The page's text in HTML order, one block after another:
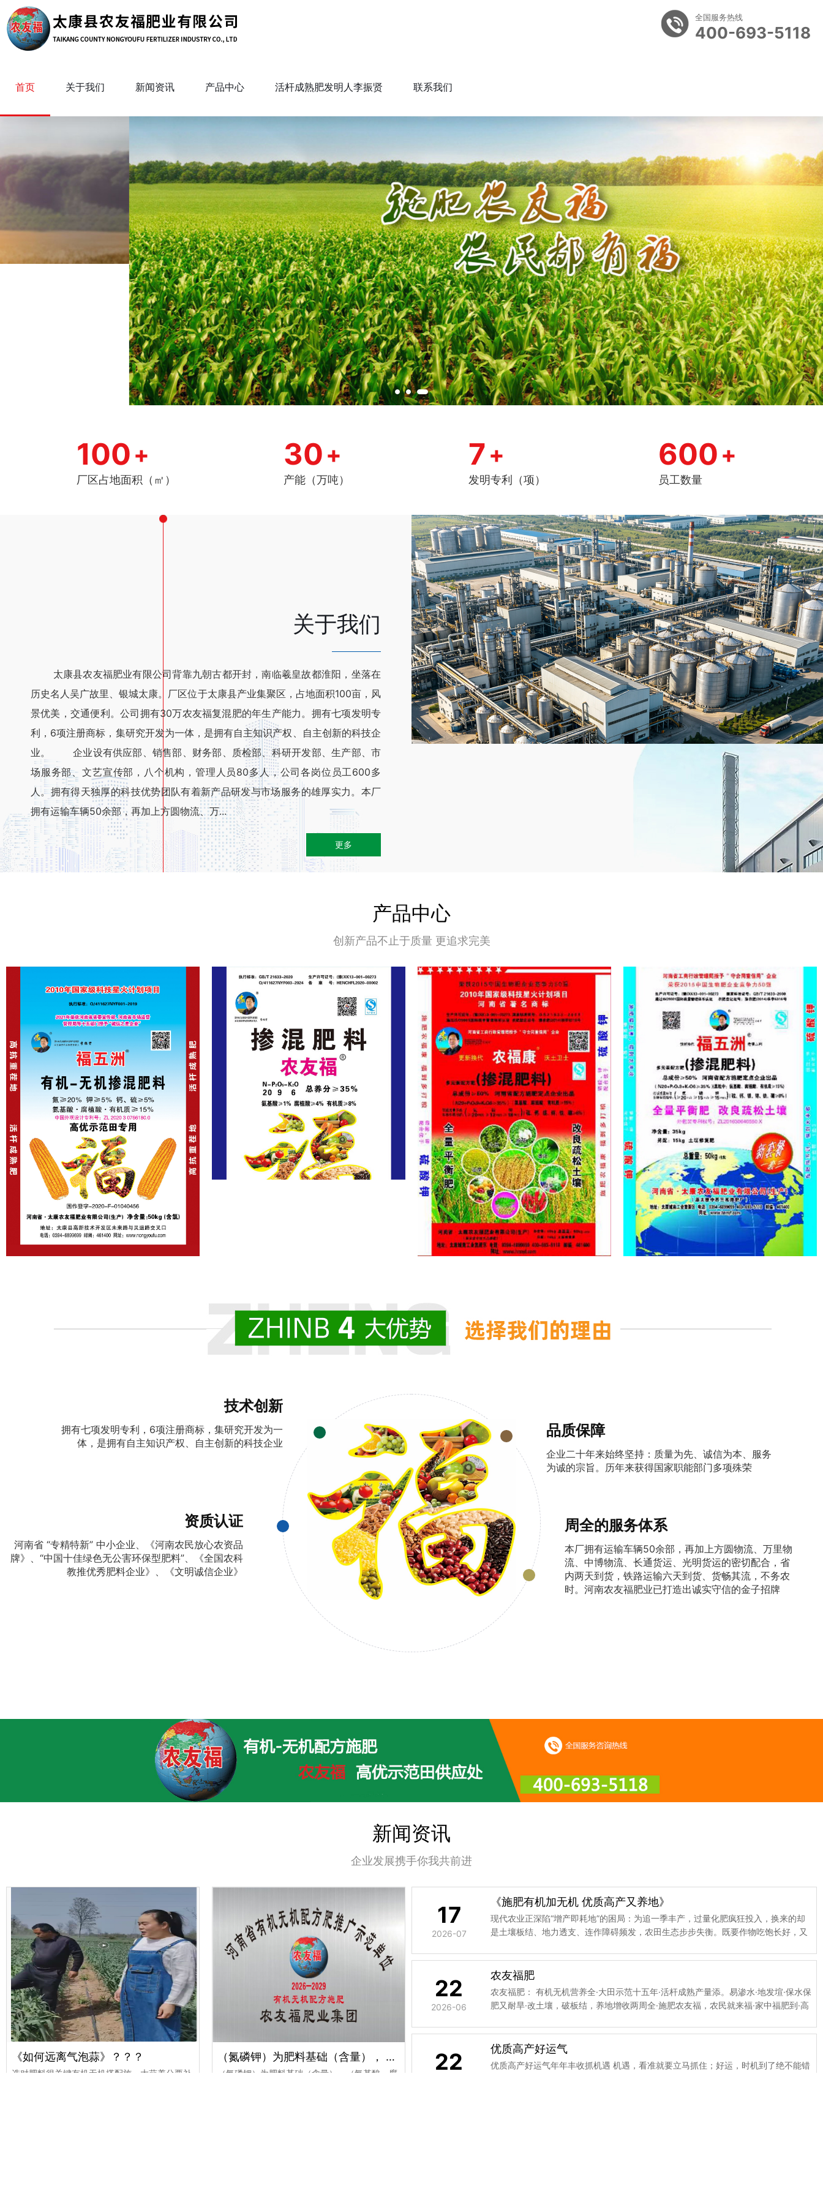
全国服务热线
400-693-5118
首页 关于我们 新闻资讯 产品中心 活杆成熟肥发明人李振贤 联系我们
100+
厂区占地面积（㎡）
30+
产能（万吨）
7+
发明专利（项）
600+
员工数量
关于我们
太康县农友福肥业有限公司背靠九朝古都开封，南临羲皇故都淮阳，坐落在
历史名人吴广故里、银城太康。厂区位于太康县产业集聚区，占地面积100亩，风
景优美，交通便利。公司拥有30万农友福复混肥的年生产能力。拥有七项发明专
利，6项注册商标，集研究开发为一体，是拥有自主知识产权、自主创新的科技企
业。 企业设有供应部、销售部、财务部、质检部、科研开发部、生产部、市
场服务部、文艺宣传部，八个机构，管理人员80多人，公司各岗位员工600多
人。拥有得天独厚的科技优势团队有着新产品研发与市场服务的雄厚实力。本厂
拥有运输车辆50余部，再加上方圆物流、万...
更多
产品中心
创新产品不止于质量 更追求完美
技术创新
拥有七项发明专利，6项注册商标，集研究开发为一
体，是拥有自主知识产权、自主创新的科技企业
品质保障
企业二十年来始终坚持：质量为先、诚信为本、服务
为诚的宗旨。历年来获得国家职能部门多项殊荣
资质认证
河南省 “专精特新” 中小企业、《河南农民放心农资品
牌》、“中国十佳绿色无公害环保型肥料”、《全国农科
教推优秀肥料企业》、《文明诚信企业》
周全的服务体系
本厂拥有运输车辆50余部，再加上方圆物流、万里物
流、中博物流、长通货运、光明货运的密切配合，省
内两天到货，铁路运输六天到货、货畅其流，不务农
时。河南农友福肥业已打造出诚实守信的金子招牌
新闻资讯
企业发展携手你我共前进
《如何远离气泡蒜》？？？
选对肥料很关键有机无机搭配施，大蒜养分要补
（氮磷钾）为肥料基础（含量）， （氨基酸、腐植酸、有机质．） 是种地养地的核心（成分）。
（氮磷钾）为肥料基础（含量），（氨基酸、腐
17
2026-07
《施肥有机加无机 优质高产又养地》
现代农业正深陷“增产即耗地”的困局：为追一季丰产，过量化肥疯狂投入，换来的却
是土壤板结、地力透支、连作障碍频发，农田生态步步失衡。既要作物吃饱长好，又
22
2026-06
农友福肥
农友福肥： 有机无机营养全·大田示范十五年·活杆成熟产量添。易渗水·地发塇·保水保
肥又耐旱·改土壤，破板结，养地增收两周全·施肥农友福，农民就来福·家中福肥到·高
与喷施·记心上！天时地利人和加神助·福到农家产粮多·良种良方配福肥·年年丰收创奇
迹！
22 优质高产好运气
优质高产好运气年年丰收抓机遇 机遇，看准就要立马抓住；好运，时机到了绝不能错